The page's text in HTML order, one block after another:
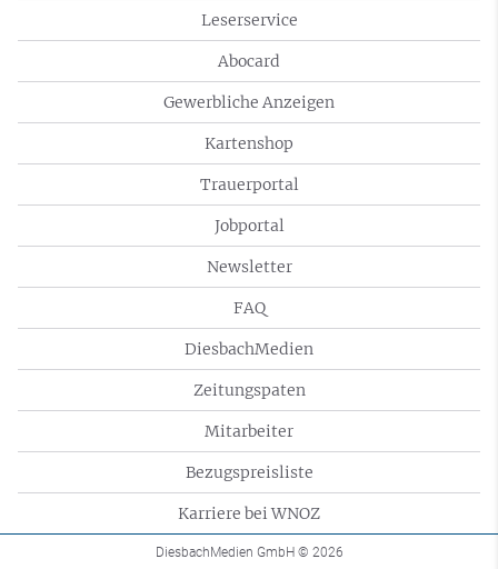
Leserservice
Abocard
Gewerbliche Anzeigen
Kartenshop
Trauerportal
Jobportal
Newsletter
FAQ
DiesbachMedien
Zeitungspaten
Mitarbeiter
Bezugspreisliste
Karriere bei WNOZ
DiesbachMedien GmbH © 2026